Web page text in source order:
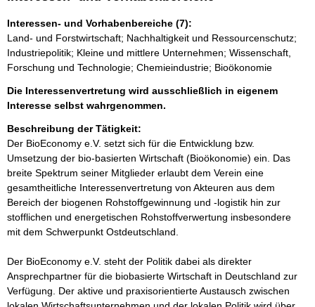
Interessen- und Vorhabenbereiche (7):
Land- und Forstwirtschaft; Nachhaltigkeit und Ressourcenschutz;
Industriepolitik; Kleine und mittlere Unternehmen; Wissenschaft,
Forschung und Technologie; Chemieindustrie; Bioökonomie
Die Interessenvertretung wird ausschließlich in eigenem
Interesse selbst wahrgenommen.
Beschreibung der Tätigkeit:
Der BioEconomy e.V. setzt sich für die Entwicklung bzw.
Umsetzung der bio-basierten Wirtschaft (Bioökonomie) ein. Das
breite Spektrum seiner Mitglieder erlaubt dem Verein eine
gesamtheitliche Interessenvertretung von Akteuren aus dem
Bereich der biogenen Rohstoffgewinnung und -logistik hin zur
stofflichen und energetischen Rohstoffverwertung insbesondere
mit dem Schwerpunkt Ostdeutschland.
Der BioEconomy e.V. steht der Politik dabei als direkter
Ansprechpartner für die biobasierte Wirtschaft in Deutschland zur
Verfügung. Der aktive und praxisorientierte Austausch zwischen